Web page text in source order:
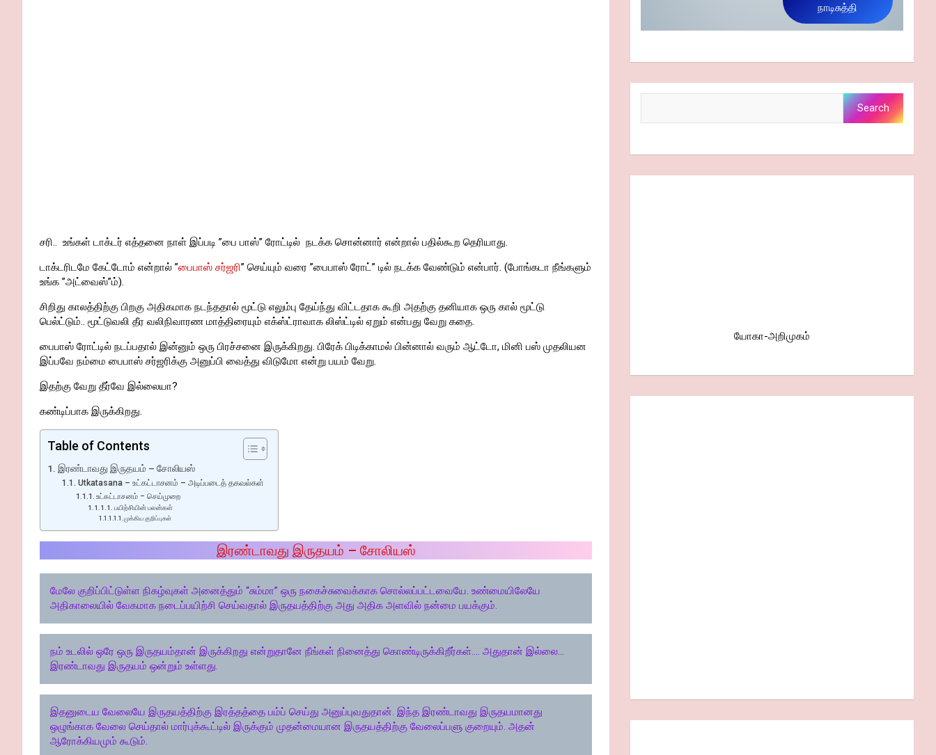
சரி.. உங்கள் டாக்டர் எத்தனை நாள் இப்படி ”பை பாஸ்” ரோட்டில் நடக்க சொன்னார் என்றால் பதில்கூற தெரியாது.
டாக்டரிடமே கேட்டோம் என்றால் ”பைபாஸ் சர்ஜரி” செய்யும் வரை ”பைபாஸ் ரோட்” டில் நடக்க வேண்டும் என்பார். (போங்கடா நீங்களும்
உங்க ”அட்வைஸ்”ம்).
சிறிது காலத்திற்கு பிறகு அதிகமாக நடந்ததால் மூட்டு எலும்பு தேய்ந்து விட்டதாக கூறி அதற்கு தனியாக ஒரு கால் மூட்டு
பெல்ட்டும்.. மூட்டுவலி தீர வலிநிவாரண மாத்திரையும் எக்ஸ்ட்ராவாக லிஸ்ட்டில் ஏறும் என்பது வேறு கதை.
பைபாஸ் ரோட்டில் நடப்பதால் இன்னும் ஒரு பிரச்சனை இருக்கிறது. பிரேக் பிடிக்காமல் பின்னால் வரும் ஆட்டோ, மினி பஸ் முதலியன
இப்பவே நம்மை பைபாஸ் சர்ஜரிக்கு அனுப்பி வைத்து விடுமோ என்று பயம் வேறு.
இதற்கு வேறு தீர்வே இல்லையா?
கண்டிப்பாக இருக்கிறது.
Table of Contents
இரண்டாவது இருதயம் – சோலியஸ்
Utkatasana – உட்கட்டாசனம் – அடிப்படைத் தகவல்கள்
உட்கட்டாசனம் – செய்முறை
பயிற்சியின் பலன்கள்
முக்கிய குறிப்புகள்
இரண்டாவது இருதயம் – சோலியஸ்
மேலே குறிப்பிட்டுள்ள நிகழ்வுகள் அனைத்தும் “சும்மா” ஒரு நகைச்சுவைக்காக சொல்லப்பட்டவையே. உண்மையிலேயே
அதிகாலையில் வேகமாக நடைப்பயிற்சி செய்வதால் இருதயத்திற்கு அது அதிக அளவில் நன்மை பயக்கும்.
நம் உடலில் ஒரே ஒரு இருதயம்தான் இருக்கிறது என்றுதானே நீங்கள் நினைத்து கொண்டிருக்கிறீர்கள்…. அதுதான் இல்லை…
இரண்டாவது இருதயம் ஒன்றும் உள்ளது.
இதனுடைய வேலையே இருதயத்திற்கு இரத்தத்தை பம்ப் செய்து அனுப்புவதுதான். இந்த இரண்டாவது இருதயமானது
ஒழுங்காக வேலை செய்தால் மார்புக்கூட்டில் இருக்கும் முதன்மையான இருதயத்திற்கு வேலைப்பளு குறையும். அதன்
ஆரோக்கியமும் கூடும்.
நாடிசுத்தி
Search
யோகா-அறிமுகம்